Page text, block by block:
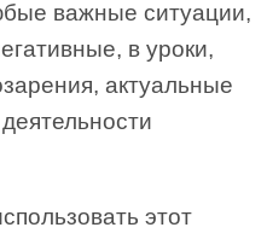
важные ситуации,
в уроки,
актуальные
этот